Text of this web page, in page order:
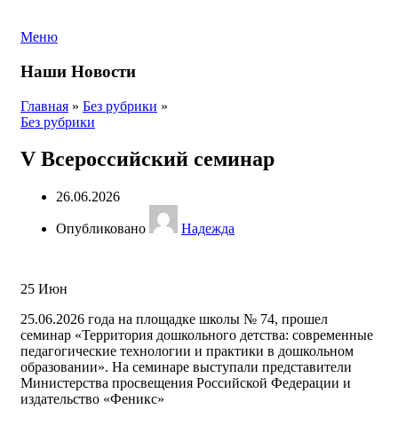
Меню
Наши Новости
Главная » Без рубрики »
Без рубрики
V Всероссийский семинар
26.06.2026
Опубликовано Надежда
25 Июн
25.06.2026 года на площадке школы № 74, прошел
семинар «Территория дошкольного детства: современные
педагогические технологии и практики в дошкольном
образовании». На семинаре выступали представители
Министерства просвещения Российской Федерации и
издательство «Феникс»